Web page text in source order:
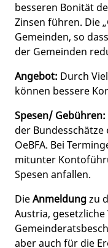
besseren Bonität
Zinsen führen. Die
Gemeinden, so
der Gemeinden
Angebot: Durch
können bessere
Spesen/ Gebühren:
der
OeBFA. Bei
mitunter
Spesen anfallen.
DieAnmeldungzu
Austria,
aber auch für die